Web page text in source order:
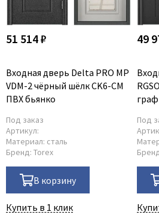
Archie
Armadillo
Aurum Doors
Bravo
Brandoors
Bussare
Comaglio
Comit
Covali
Dircode
Eclisse
51 514 ₽
Входная дверь Delta PRO MP
VDM-2 чёрный шёлк CK6-CM
ПВХ бьянко
Под заказ
Артикул:
Материал: сталь
Бренд: Torex
В корзину
Купить в 1 клик
49
Под